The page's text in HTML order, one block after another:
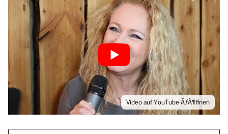
Video auf YouTube ÃƒÂ¶ffnen